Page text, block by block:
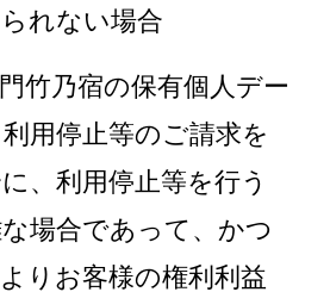
れない場合
竹乃宿の保有個人デー
用停止等のご請求を
、利用停止等を行う
場合であって、かつ
りお客様の権利利益